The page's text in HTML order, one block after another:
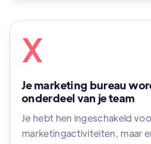
X
Je marketing bureau
onderdeel van je team
Je hebt hen ingeschakeld
marketingactiviteiten, maar